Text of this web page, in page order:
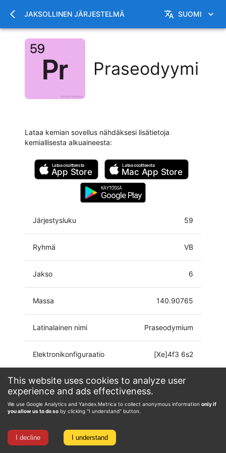
This website uses cookies to analyze user
experience and ads effectiveness.
We use Google Analytics and Yandex.Metrica to collect anonymous information only if
you allow us to do so by clicking "I understand" button.
I decline I understand
JAKSOLLINEN JÄRJESTELMÄ SUOMI
Praseodyymi
Lataa kemian sovellus nähdäksesi lisätietoja
kemiallisesta alkuaineesta:
Lataa osoitteesta
App Store
Lataa osoitteesta
Mac App Store
KÄYTÖSSÄ
Google Play
Järjestysluku 59
Ryhmä VB
Jakso 6
Massa 140.90765
Latinalainen nimi Praseodymium
Elektronikonfiguraatio [Xe]4f3 6s2
Hapetustila 0, 2, 3, 4, 5